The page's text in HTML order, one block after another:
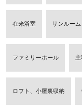
在来浴室 サンルーム
ファミリーホール
ロフト、小屋裏収納